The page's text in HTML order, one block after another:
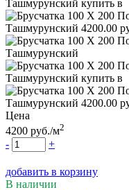
Цена
4200 руб./м2
- +
добавить в корзину
В наличии